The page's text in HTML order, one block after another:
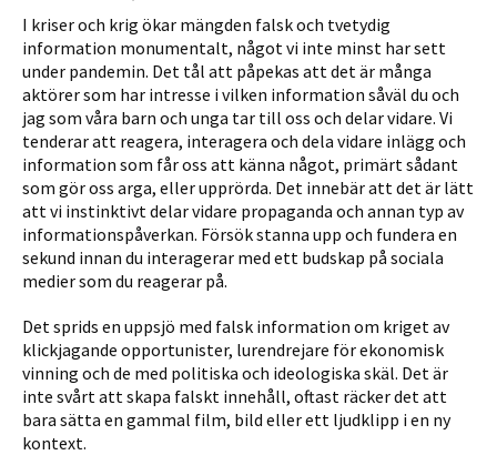
I kriser och krig ökar mängden falsk och tvetydig
information monumentalt, något vi inte minst har sett
under pandemin. Det tål att påpekas att det är många
aktörer som har intresse i vilken information såväl du och
jag som våra barn och unga tar till oss och delar vidare. Vi
tenderar att reagera, interagera och dela vidare inlägg och
information som får oss att känna något, primärt sådant
som gör oss arga, eller upprörda. Det innebär att det är lätt
att vi instinktivt delar vidare propaganda och annan typ av
informationspåverkan. Försök stanna upp och fundera en
sekund innan du interagerar med ett budskap på sociala
medier som du reagerar på.
Det sprids en uppsjö med falsk information om kriget av
klickjagande opportunister, lurendrejare för ekonomisk
vinning och de med politiska och ideologiska skäl. Det är
inte svårt att skapa falskt innehåll, oftast räcker det att
bara sätta en gammal film, bild eller ett ljudklipp i en ny
kontext.